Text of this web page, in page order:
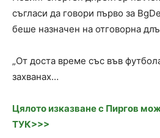
съгласи да говори първо за
беше назначен на отговорна
„От доста време със във
захванах…
Цялото изказване с Пиргов
ТУК>>>